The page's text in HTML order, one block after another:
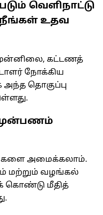
வெளிநாட்டு
நீங்கள் உதவ
முன்னிலை, கட்டணத்
நோக்கிய
தொகுப்பு
அமைக்கலாம்.
மற்றும் வழங்கல்
கொண்டு மீதித்